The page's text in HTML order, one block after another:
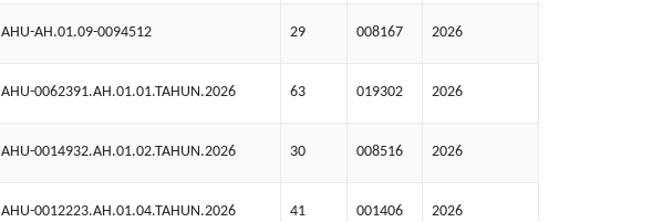
AHU-AH.01.09-0094512 29 008167 2026
AHU-0062391.AH.01.01.TAHUN.2026 63 019302 2026
AHU-0014932.AH.01.02.TAHUN.2026 30 008516 2026
AHU-0012223.AH.01.04.TAHUN.2026 41 001406 2026